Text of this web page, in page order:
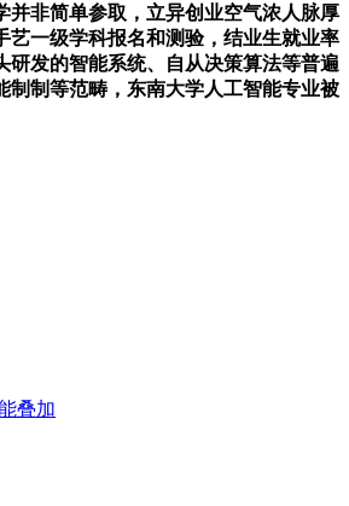
并非简单参取，立异创业空气浓人脉厚
艺一级学科报名和测验，结业生就业率
研发的智能系统、自从决策算法等普遍
制制等范畴，东南大学人工智能专业被
叠加